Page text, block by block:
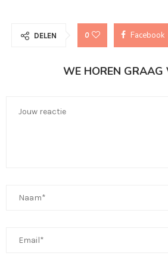
DELEN 0 Facebook
WE HOREN GRAAG